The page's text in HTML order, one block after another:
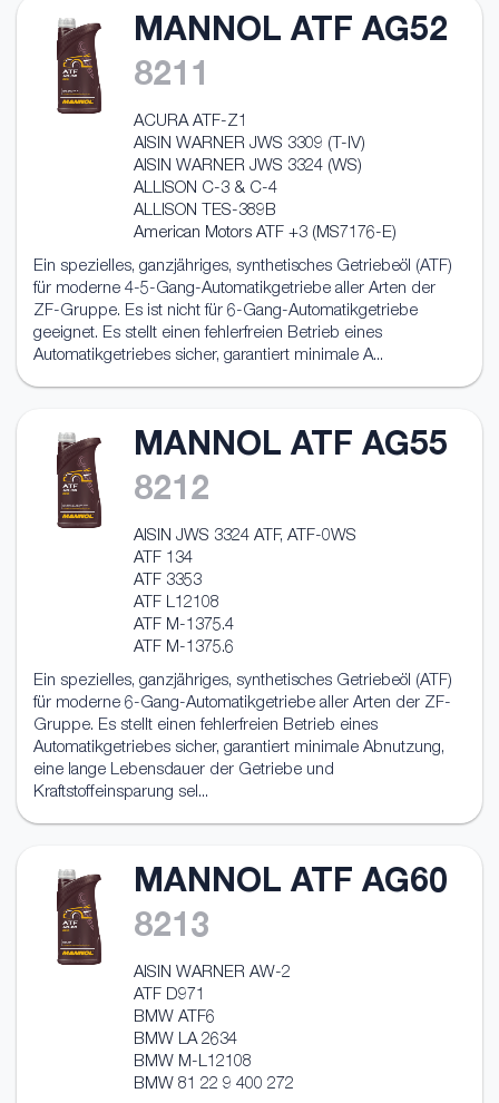
MANNOL ATF AG52
8211
ACURA ATF-Z1
AISIN WARNER JWS 3309 (T-IV)
AISIN WARNER JWS 3324 (WS)
ALLISON C-3 & C-4
ALLISON TES-389B
American Motors ATF +3 (MS7176-E)
Ein spezielles, ganzjähriges, synthetisches Getriebeöl (ATF)
für moderne 4-5-Gang-Automatikgetriebe aller Arten der
ZF-Gruppe. Es ist nicht für 6-Gang-Automatikgetriebe
geeignet. Es stellt einen fehlerfreien Betrieb eines
Automatikgetriebes sicher, garantiert minimale A...
MANNOL ATF AG55
8212
AISIN JWS 3324 ATF, ATF‐0WS
ATF 134
ATF 3353
ATF L12108
ATF M‐1375.4
ATF M‐1375.6
Ein spezielles, ganzjähriges, synthetisches Getriebeöl (ATF)
für moderne 6-Gang-Automatikgetriebe aller Arten der ZF-
Gruppe. Es stellt einen fehlerfreien Betrieb eines
Automatikgetriebes sicher, garantiert minimale Abnutzung,
eine lange Lebensdauer der Getriebe und
Kraftstoffeinsparung sel...
MANNOL ATF AG60
8213
AISIN WARNER AW-2
ATF D971
BMW ATF6
BMW LA 2634
BMW M-L12108
BMW 81 22 9 400 272